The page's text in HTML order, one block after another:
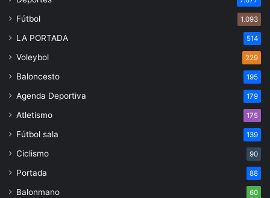
Fútbol 1.093
LA PORTADA 514
Voleybol 229
Baloncesto 195
Agenda Deportiva 179
Atletismo 175
Fútbol sala 139
Ciclismo 90
Portada 88
Balonmano 60